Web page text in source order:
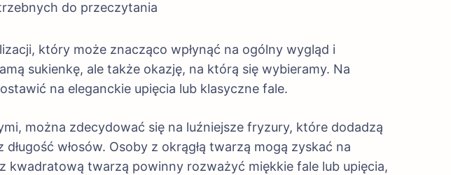
do przeczytania
który może znacząco wpłynąć na ogólny wygląd i
sukienkę, ale także okazję, na którą się wybieramy. Na
na eleganckie upięcia lub klasyczne fale.
można zdecydować się na luźniejsze fryzury, które dodadzą
włosów. Osoby z okrągłą twarzą mogą zyskać na
kwadratową twarzą powinny rozważyć miękkie fale lub upięcia,